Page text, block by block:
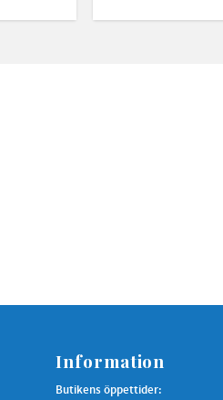
Information
Butikens öppettider: